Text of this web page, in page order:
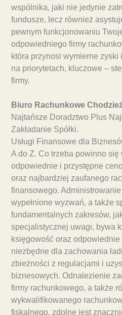
wspólnika, jaki nie jedynie
fundusze, lecz również
pewnym funkcjonowaniu
odpowiedniego firmy
która przynosi wymierne
na priorytetach, kluczowe –
firmy.
Biuro Rachunkowe
Najtańsze Doradztwo Plus
Zakładanie Spółki.
Usługi Finansowe dla
A do Z. Co trzeba powinno
odpowiednie i przystępne
oraz najbardziej zaufanego
finansowego.
wypełnione wyzwań, a także
fundamentalnych zakresów,
specjalistycznej uwagi, bywa
księgowość oraz
niezbędne dla zachowania
zbieżności z regulacjami i
biznesowych. Odnalezienie
firmy rachunkowego, a także
wykwalifikowanego
fiskalnego, zdolne jest